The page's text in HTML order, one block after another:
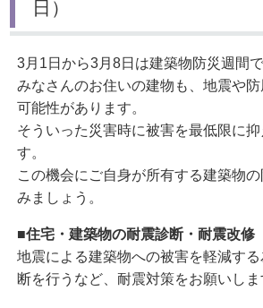
日）
3月1日から3月8日は建築物防災週間で
みなさんのお住いの建物も、地震や
可能性があります。
そういった災害時に被害を最低限に
す。
この機会にご自身が所有する建築物
みましょう。
■住宅・建築物の耐震診断・耐震改修
地震による建築物への被害を軽減す
断を行うなど、耐震対策をお願いしま